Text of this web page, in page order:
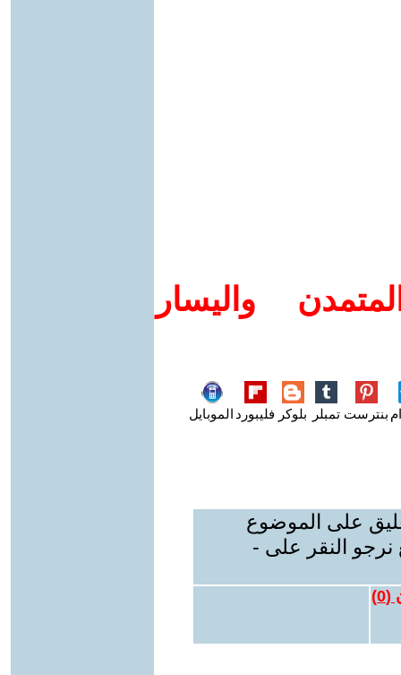
واليسار
بنترست تمبلر بلوكر فليبورد الموبايل
على الموضوع
نرجو النقر على -
(
0
)